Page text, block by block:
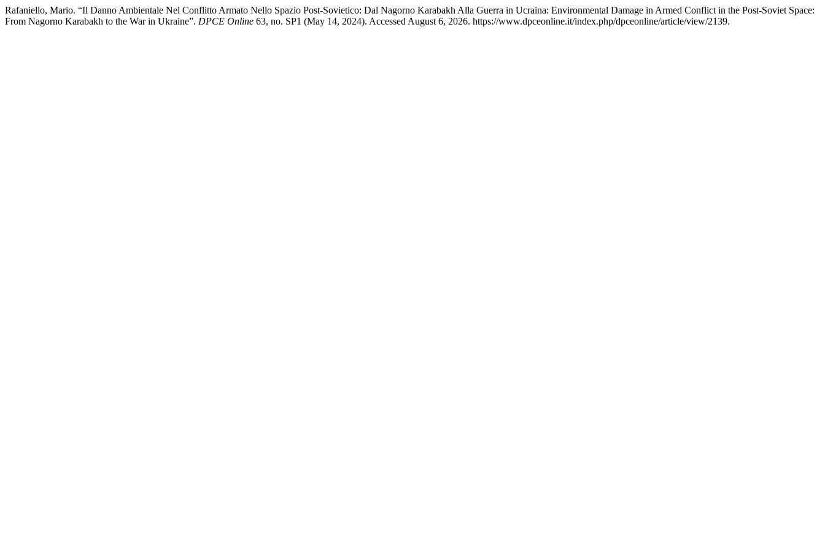
Rafaniello, Mario. “Il Danno Ambientale Nel Conflitto Armato Nello Spazio Post-Sovietico: Dal Nagorno Karabakh Alla Guerra in Ucraina: Environmental Damage in Armed Conflict in the Post-Soviet Space:
From Nagorno Karabakh to the War in Ukraine”. DPCE Online 63, no. SP1 (May 14, 2024). Accessed August 6, 2026. https://www.dpceonline.it/index.php/dpceonline/article/view/2139.